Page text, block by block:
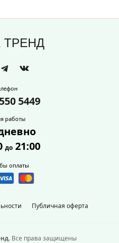
ТРЕНД
Публичная оферта
5449
работы
до 21:00
оплаты
Все права защищены